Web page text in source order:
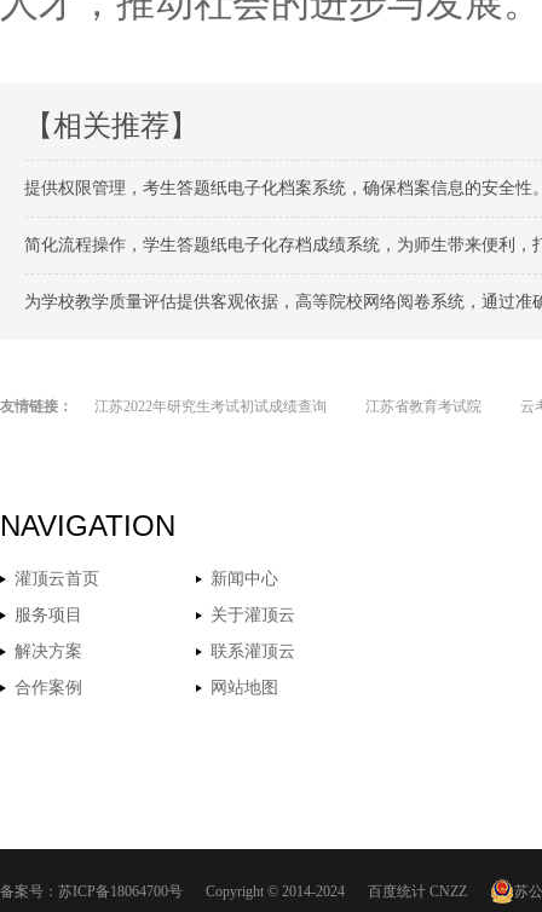
【相关推荐】
提供权限管理，考生答题纸电子化档案系统，确保档案信息的安全性
简化流程操作，学生答题纸电子化存档成绩系统，为师生带来便利，
为学校教学质量评估提供客观依据，高等院校网络阅卷系统，通过准
友情链接： 江苏2022年研究生考试初试成绩查询 江苏省教育考试院 云
NAVIGATION
灌顶云首页
新闻中心
服务项目
关于灌顶云
解决方案
联系灌顶云
合作案例
网站地图
备案号： 苏ICP备18064700号 Copyright © 2014-2024 百度统计 CNZZ 苏